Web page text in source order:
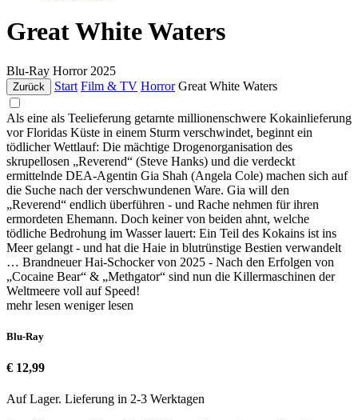
Great White Waters
Blu-Ray Horror 2025
Zurück Start Film & TV Horror Great White Waters
Als eine als Teelieferung getarnte millionenschwere Kokainlieferung
vor Floridas Küste in einem Sturm verschwindet, beginnt ein
tödlicher Wettlauf: Die mächtige Drogenorganisation des
skrupellosen „Reverend“ (Steve Hanks) und die verdeckt
ermittelnde DEA-Agentin Gia Shah (Angela Cole) machen sich auf
die Suche nach der verschwundenen Ware. Gia will den
„Reverend“ endlich überführen - und Rache nehmen für ihren
ermordeten Ehemann. Doch keiner von beiden ahnt, welche
tödliche Bedrohung im Wasser lauert: Ein Teil des Kokains ist ins
Meer gelangt - und hat die Haie in blutrünstige Bestien verwandelt
… Brandneuer Hai-Schocker von 2025 - Nach den Erfolgen von
„Cocaine Bear“ & „Methgator“ sind nun die Killermaschinen der
Weltmeere voll auf Speed!
mehr lesen weniger lesen
Blu-Ray
€ 12,99
Auf Lager. Lieferung in 2-3 Werktagen